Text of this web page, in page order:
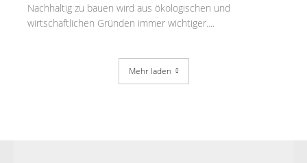
Nachhaltig zu bauen wird aus ökologischen und
wirtschaftlichen Gründen immer wichtiger....
Mehr laden